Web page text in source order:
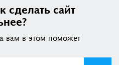
сделать сайт
вам в этом поможет